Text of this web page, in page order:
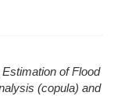
Estimation of Flood
(copula) and